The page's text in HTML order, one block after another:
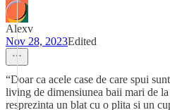
Alexv
Nov 28, 2023Edited
“Doar ca acele case de care spui
living de dimensiunea baii mari de
resprezinta un blat cu o plita si un